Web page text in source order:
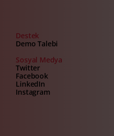
Destek
Demo Talebi
Sosyal Medya
Twitter
Facebook
LinkedIn
Instagram